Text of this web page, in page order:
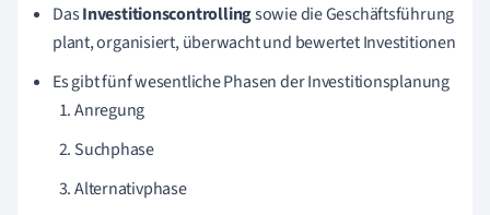
DasInvestitionscontrollingsowie die Geschäftsführung
plant, organisiert, überwacht und bewertet Investitionen
Es gibt fünf wesentliche Phasen der Investitionsplanung
Anregung
Suchphase
Alternativphase